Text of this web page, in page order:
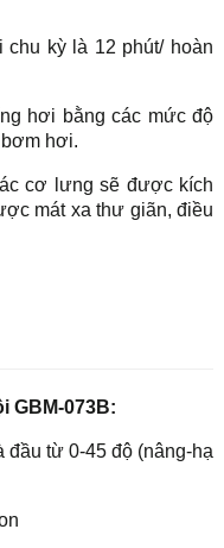
kỳ là 12 phút/ hoàn
hơi bằng các mức độ
bơm hơi.
cơ lưng sẽ được kích
mát xa thư giãn, điều
GBM-073B:
từ 0-45 độ (nâng-hạ